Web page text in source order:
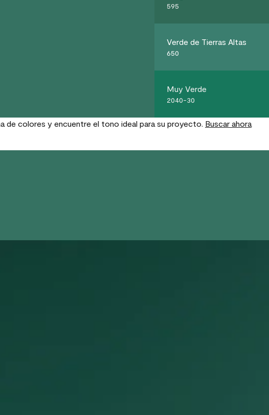
595
Verde de Tierras Altas
650
Muy Verde
2040-30
de colores y encuentre el tono ideal para su proyecto. Buscar ahora